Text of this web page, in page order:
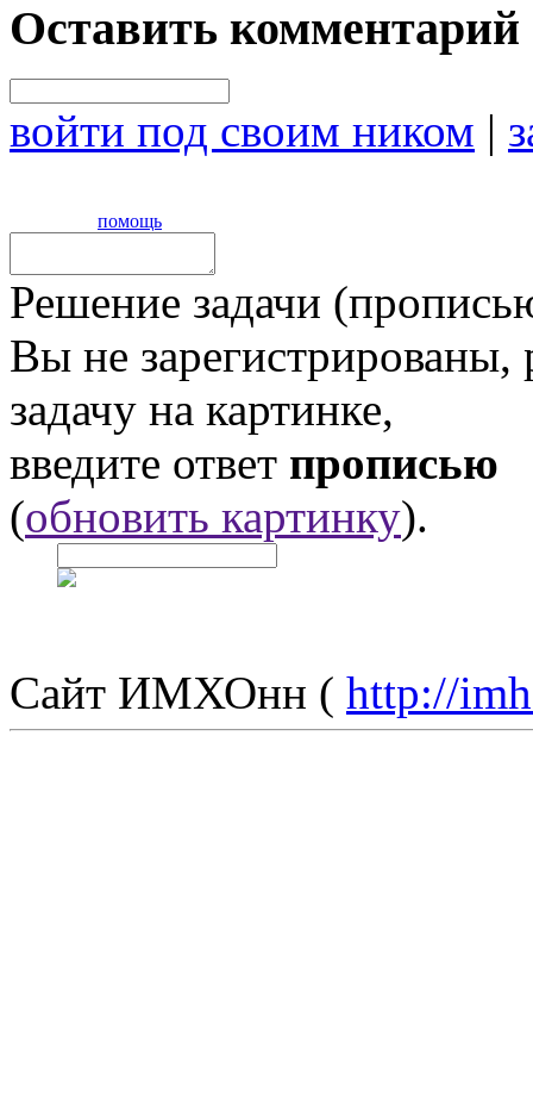
Оставить комментарий
войти под своим ником |
помощь
Решение задачи
Вы не
задачу на картинке,
введите ответ прописью
(обновить картинку).
Сайт ИМХОнн ( http://